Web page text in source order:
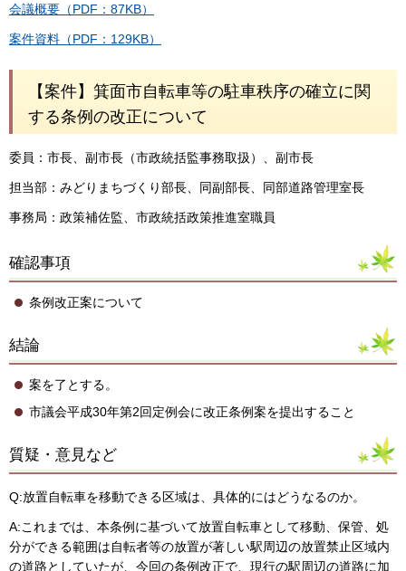
会議概要（PDF：87KB）
案件資料（PDF：129KB）
【案件】箕面市自転車等の駐車秩序の確立に関
する条例の改正について
委員：市長、副市長（市政統括監事務取扱）、副市長
担当部：みどりまちづくり部長、同副部長、同部道路管理室長
事務局：政策補佐監、市政統括政策推進室職員
確認事項
条例改正案について
結論
案を了とする。
市議会平成30年第2回定例会に改正条例案を提出すること
質疑・意見など
Q:放置自転車を移動できる区域は、具体的にはどうなるのか。
A:これまでは、本条例に基づいて放置自転車として移動、保管、処
分ができる範囲は自転者等の放置が著しい駅周辺の放置禁止区域内
の道路としていたが、今回の条例改正で、現行の駅周辺の道路に加